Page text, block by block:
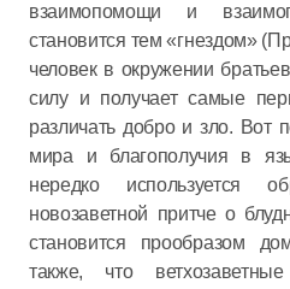
взаимопомощи и
становится тем «гнездом»
человек в окружении
силу и получает самые
различать добро и зло. Вот
мира и благополучия в
нередко
новозаветной притче о
становится прообразом
также, что